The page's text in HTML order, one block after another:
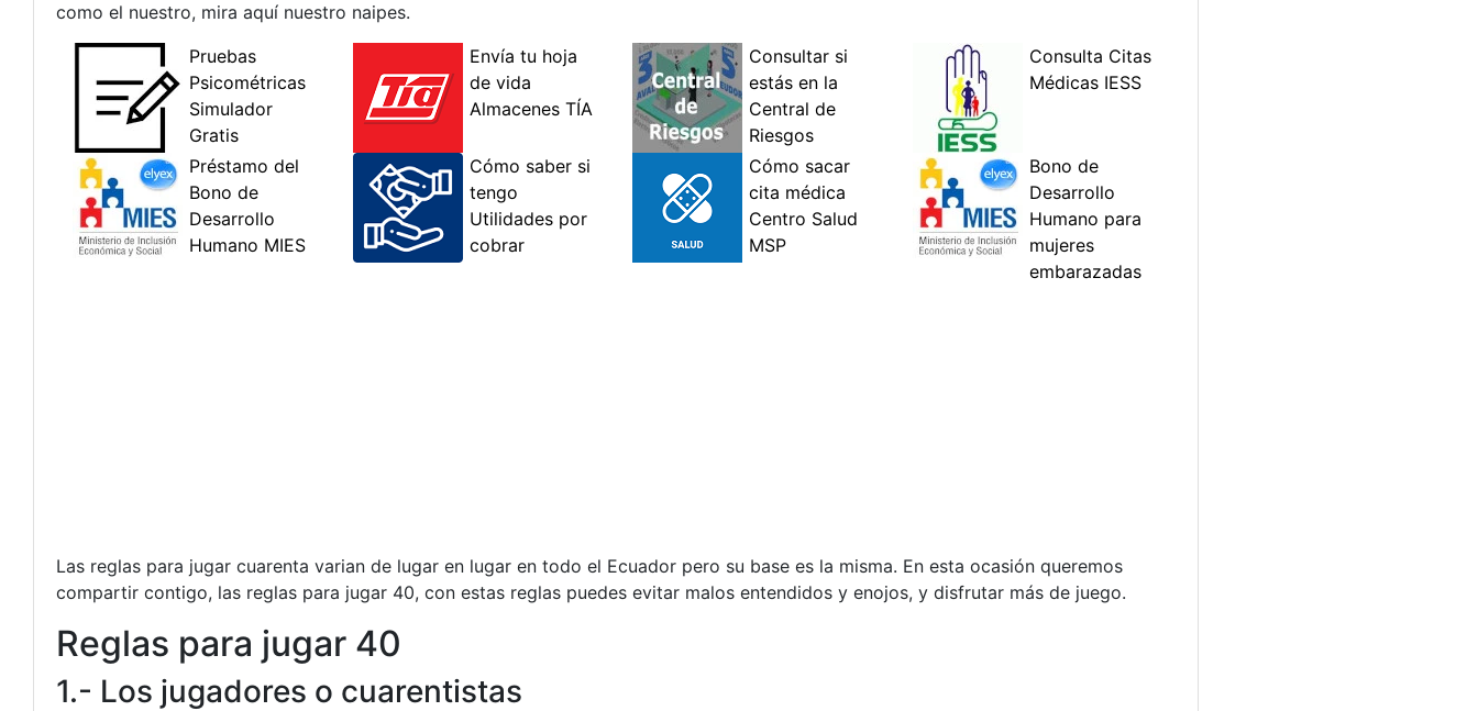
como el nuestro, mira aquí nuestro naipes.
Las reglas para jugar cuarenta varian de lugar en lugar en todo el Ecuador pero su base es la misma. En esta ocasión queremos
compartir contigo, las reglas para jugar 40, con estas reglas puedes evitar malos entendidos y enojos, y disfrutar más de juego.
Reglas para jugar 40
1.- Los jugadores o cuarentistas